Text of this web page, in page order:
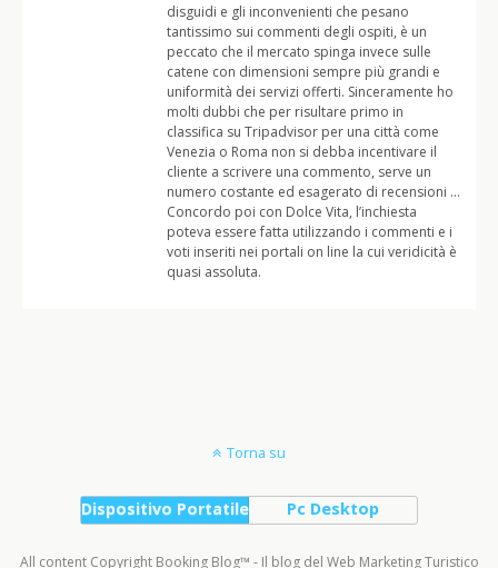
disguidi e gli inconvenienti che pesano
tantissimo sui commenti degli ospiti, è un
peccato che il mercato spinga invece sulle
catene con dimensioni sempre più grandi e
uniformità dei servizi offerti. Sinceramente ho
molti dubbi che per risultare primo in
classifica su Tripadvisor per una città come
Venezia o Roma non si debba incentivare il
cliente a scrivere una commento, serve un
numero costante ed esagerato di recensioni …
Concordo poi con Dolce Vita, l’inchiesta
poteva essere fatta utilizzando i commenti e i
voti inseriti nei portali on line la cui veridicità è
quasi assoluta.
Torna su
Dispositivo Portatile Pc Desktop
All content Copyright Booking Blog™ - Il blog del Web Marketing Turistico